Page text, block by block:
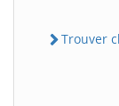
Trouver